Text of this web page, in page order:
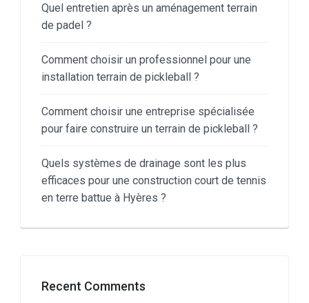
Quel entretien après un aménagement terrain
de padel ?
Comment choisir un professionnel pour une
installation terrain de pickleball ?
Comment choisir une entreprise spécialisée
pour faire construire un terrain de pickleball ?
Quels systèmes de drainage sont les plus
efficaces pour une construction court de tennis
en terre battue à Hyères ?
Recent Comments